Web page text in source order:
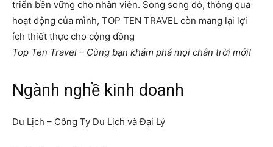
triển bền vững cho nhân viên. Song song đó, thông qua
hoạt động của mình, TOP TEN TRAVEL còn mang lại lợi
ích thiết thực cho cộng đồng
Top Ten Travel – Cùng bạn khám phá mọi chân trời mới!
Ngành nghề kinh doanh
Du Lịch – Công Ty Du Lịch và Đại Lý